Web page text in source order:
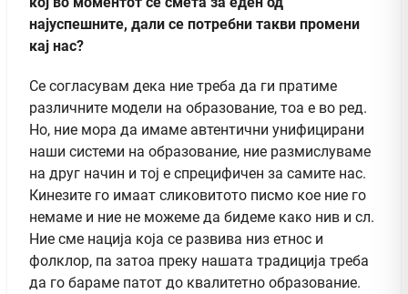
најуспешните, дали се потребни такви промени
кај нас?
Се согласувам дека ние треба да ги пратиме
различните модели на образование, тоа е во ред.
Но, ние мора да имаме автентични унифицирани
наши системи на образование, ние размислуваме
на друг начин и тој е спрецифичен за самите нас.
Кинезите го имаат сликовитото писмо кое ние го
немаме и ние не можеме да бидеме како нив и сл.
Ние сме нација која се развива низ етнос и
фолклор, па затоа преку нашата традиција треба
да го бараме патот до квалитетно образование.